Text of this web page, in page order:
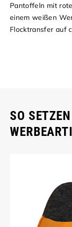
Pantoffeln mit
einem weißen
Flocktransfer auf
SO